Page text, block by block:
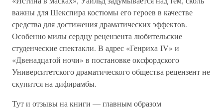
важны для Шекспира костюмы его героев в качестве
средства для достижения драматических эффектов.
Особенно милы сердцу рецензента любительские
студенческие спектакли. В адрес «Генриха IV» и
«Двенадцатой ночи» в постановке оксфордского
Университетского драматического общества рецензент не
скупится на дифирамбы.
Тут и отзывы на книги — главным образом